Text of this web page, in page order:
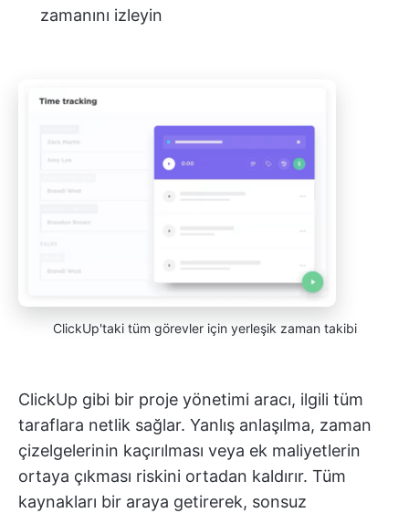
zamanını izleyin
ClickUp'taki tüm görevler için yerleşik zaman takibi
ClickUp gibi bir proje yönetimi aracı, ilgili tüm
taraflara netlik sağlar. Yanlış anlaşılma, zaman
çizelgelerinin kaçırılması veya ek maliyetlerin
ortaya çıkması riskini ortadan kaldırır. Tüm
kaynakları bir araya getirerek, sonsuz